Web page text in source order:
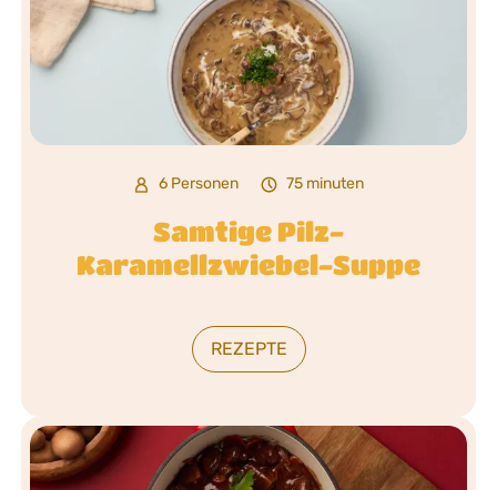
6 Personen 75 minuten
Samtige Pilz-
Karamellzwiebel-Suppe
REZEPTE